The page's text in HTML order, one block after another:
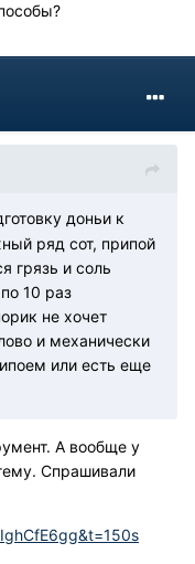
доньи к
ряд сот, припой
грязь и соль
10 раз
не хочет
и механически
или есть еще
А вообще у
Спрашивали